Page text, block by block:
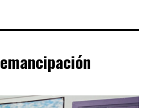
emancipación